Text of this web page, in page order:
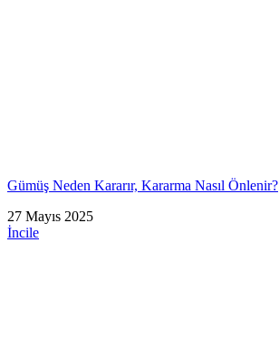
Gümüş Neden Kararır, Kararma Nasıl Önlenir?
27 Mayıs 2025
İncile